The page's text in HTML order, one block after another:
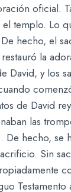
oficial.
templo. Lo
hecho, el
la
David, y los
de David
las
hecho, se
Sin
Testamento